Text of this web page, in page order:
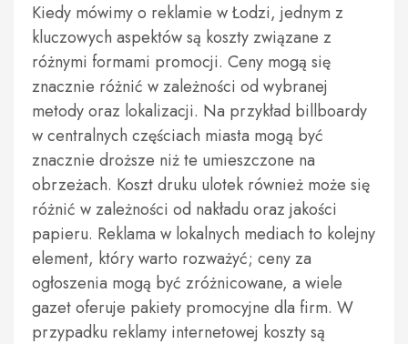
Kiedy mówimy o reklamie w Łodzi, jednym z
kluczowych aspektów są koszty związane z
różnymi formami promocji. Ceny mogą się
znacznie różnić w zależności od wybranej
metody oraz lokalizacji. Na przykład billboardy
w centralnych częściach miasta mogą być
znacznie droższe niż te umieszczone na
obrzeżach. Koszt druku ulotek również może się
różnić w zależności od nakładu oraz jakości
papieru. Reklama w lokalnych mediach to kolejny
element, który warto rozważyć; ceny za
ogłoszenia mogą być zróżnicowane, a wiele
gazet oferuje pakiety promocyjne dla firm. W
przypadku reklamy internetowej koszty są